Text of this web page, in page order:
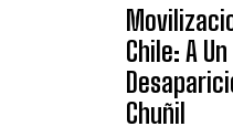
Chile: A
Chuñil